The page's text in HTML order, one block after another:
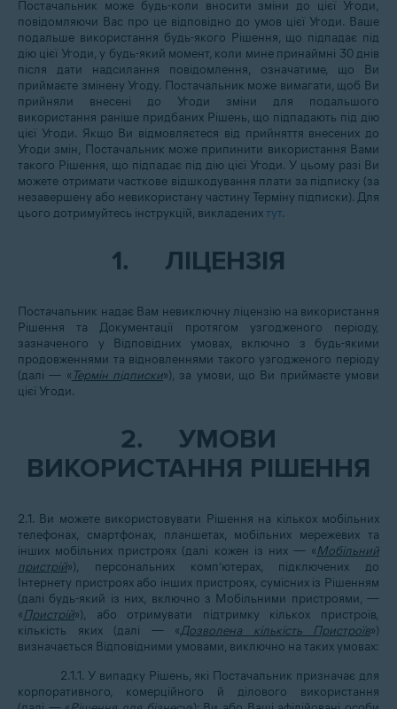
Постачальник може будь-коли вносити зміни до цієї Угоди,
повідомляючи Вас про це відповідно до умов цієї Угоди. Ваше
подальше використання будь-якого Рішення, що підпадає під
дію цієї Угоди, у будь-який момент, коли мине принаймні 30 днів
після дати надсилання повідомлення, означатиме, що Ви
приймаєте змінену Угоду. Постачальник може вимагати, щоб Ви
прийняли внесені до Угоди зміни для подальшого
використання раніше придбаних Рішень, що підпадають під дію
цієї Угоди. Якщо Ви відмовляєтеся від прийняття внесених до
Угоди змін, Постачальник може припинити використання Вами
такого Рішення, що підпадає під дію цієї Угоди. У цьому разі Ви
можете отримати часткове відшкодування плати за підписку (за
незавершену або невикористану частину Терміну підписки). Для
цього дотримуйтесь інструкцій, викладенихтут.
1. ЛІЦЕНЗІЯ
Постачальник надає Вам невиключну ліцензію на використання
Рішення та Документації протягом узгодженого періоду,
зазначеного у Відповідних умовах, включно з будь-якими
продовженнями та відновленнями такого узгодженого періоду
(далі — « Термін підписки»), за умови, що Ви приймаєте умови
цієї Угоди.
2.
УМОВИ
ВИКОРИСТАННЯ РІШЕННЯ
2.1. Ви можете використовувати Рішення на кількох мобільних
телефонах, смартфонах, планшетах, мобільних мережевих та
інших мобільних пристроях (далі кожен із них — «Мобільний
пристрій»), персональних комп’ютерах, підключених до
Інтернету пристроях або інших пристроях, сумісних із Рішенням
(далі будь-який із них, включно з Мобільними пристроями, —
«Пристрій»), або отримувати підтримку кількох пристроїв,
кількість яких (далі — «Дозволена кількість Пристроїв»)
визначається Відповідними умовами, виключно на таких умовах:
2.1.1. У випадку Рішень, які Постачальник призначає для
корпоративного, комерційного й ділового використання